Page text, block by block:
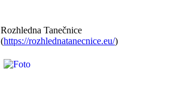
Rozhledna Tanečnice
(https://rozhlednatanecnice.eu/)